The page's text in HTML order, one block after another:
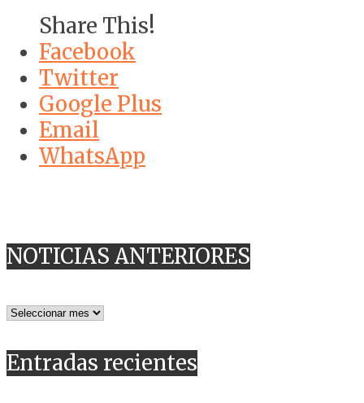
Share This!
Facebook
Twitter
Google Plus
Email
WhatsApp
NOTICIAS ANTERIORES
NOTICIAS
Entradas recientes